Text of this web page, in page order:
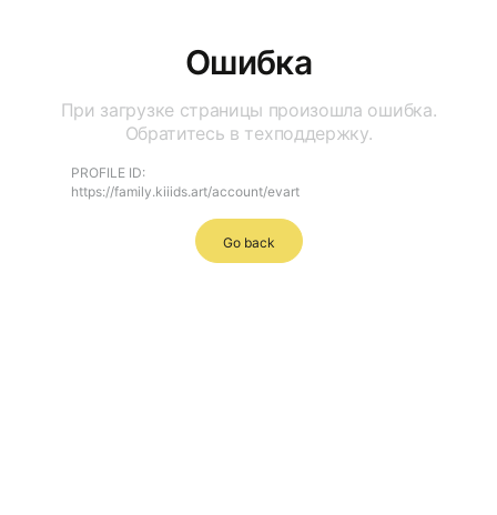
Ошибка
При загрузке страницы произошла ошибка.
Обратитесь в техподдержку.
PROFILE ID:
https://family.kiiids.art/account/evart
Go back